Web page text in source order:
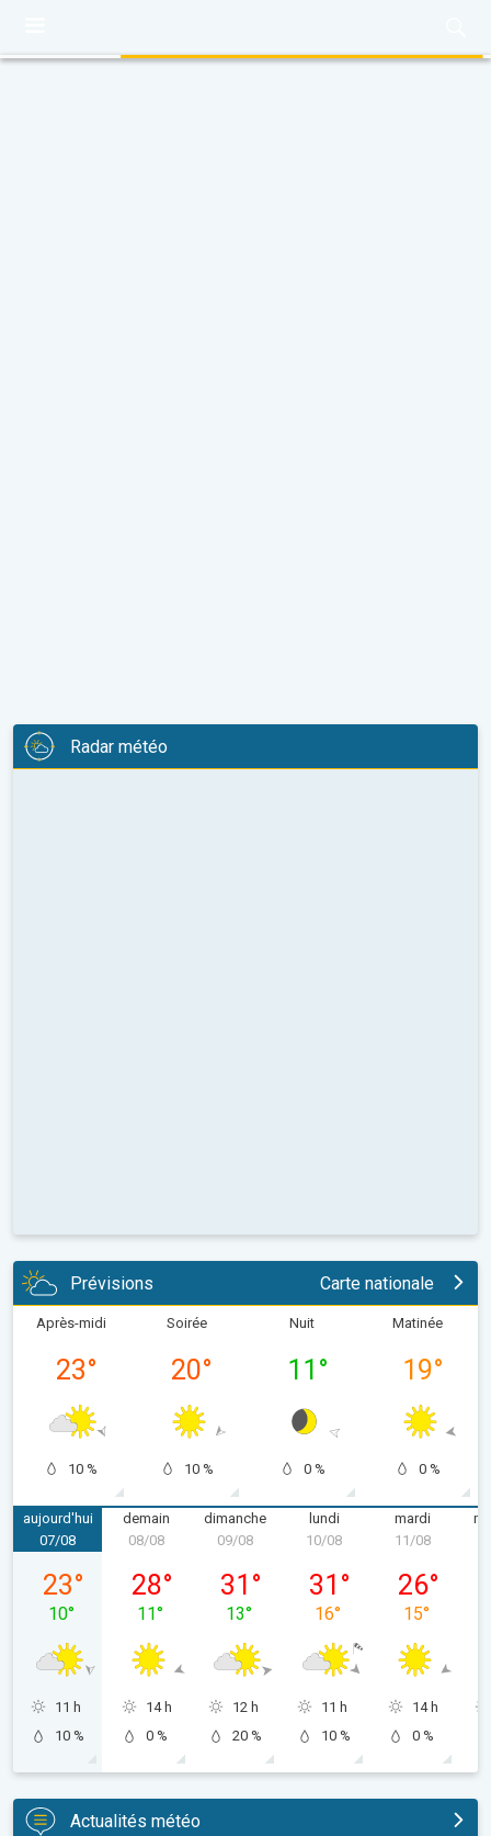
Radar météo
Prévisions Carte nationale
Après-midi
23°
10 %
Soirée
20°
10 %
Nuit
11 °
0 %
Matinée
19°
0 %
aujourd'hui
vendredi 07/08
07/08
23°
10°
11 h
10 %
demain
08/08
28°
11°
14 h
0 %
dimanche
dimanche 09/08
09/08
31 °
13°
12 h
20 %
lundi
10/08
31 °
16°
11 h
10 %
mardi
11/08
26°
15°
14 h
0 %
Actualités météo